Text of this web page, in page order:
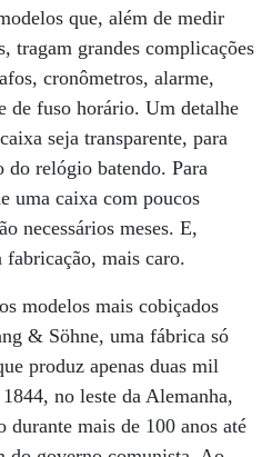
que, além de medir
tragam grandes complicações
cronômetros, alarme,
de fuso horário. Um detalhe
seja transparente, para
do relógio batendo. Para
uma caixa com poucos
necessários meses. E,
mais caro.
modelos mais cobiçados
& Söhne, uma fábrica só
produz apenas duas mil
no leste da Alemanha,
mais de 100 anos até